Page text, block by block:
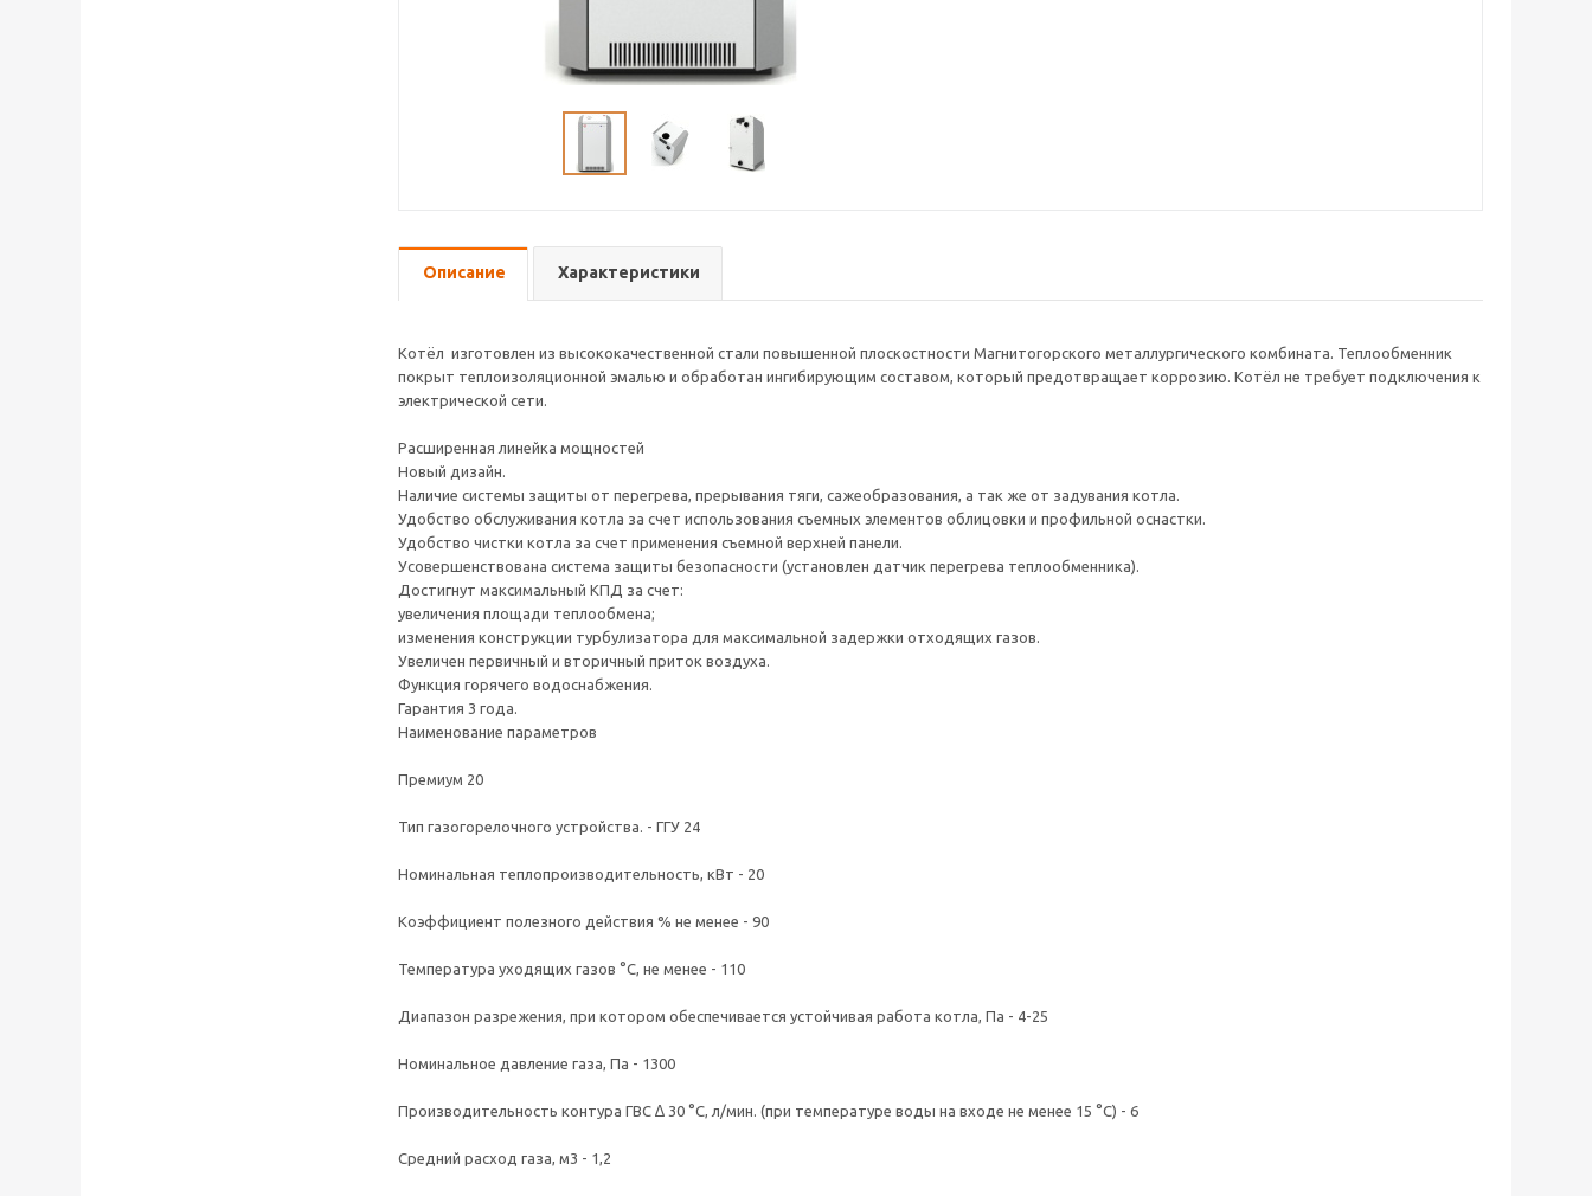
Описание Характеристики
Котёл изготовлен из высококачественной стали повышенной плоскостности Магнитогорского металлургического комбината. Теплообменник
покрыт теплоизоляционной эмалью и обработан ингибирующим составом, который предотвращает коррозию. Котёл не требует подключения к
электрической сети.
Расширенная линейка мощностей
Новый дизайн.
Наличие системы защиты от перегрева, прерывания тяги, сажеобразования, а так же от задувания котла.
Удобство обслуживания котла за счет использования съемных элементов облицовки и профильной оснастки.
Удобство чистки котла за счет применения съемной верхней панели.
Усовершенствована система защиты безопасности (установлен датчик перегрева теплообменника).
Достигнут максимальный КПД за счет:
увеличения площади теплообмена;
изменения конструкции турбулизатора для максимальной задержки отходящих газов.
Увеличен первичный и вторичный приток воздуха.
Функция горячего водоснабжения.
Гарантия 3 года.
Наименование параметров
Премиум 20
Тип газогорелочного устройства. - ГГУ 24
Номинальная теплопроизводительность, кВт - 20
Коэффициент полезного действия % не менее - 90
Температура уходящих газов °С, не менее - 110
Диапазон разрежения, при котором обеспечивается устойчивая работа котла, Па - 4-25
Номинальное давление газа, Па - 1300
Производительность контура ГВС ∆ 30 °С, л/мин. (при температуре воды на входе не менее 15 °С) - 6
Средний расход газа, м3 - 1,2